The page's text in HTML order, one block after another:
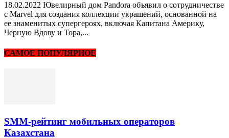
18.02.2022 Ювелирный дом Pandora объявил о сотрудничестве
с Marvel для создания коллекции украшений, основанной на
ее знаменитых супергероях, включая Капитана Америку,
Черную Вдову и Тора,...
САМОЕ ПОПУЛЯРНОЕ
SMM-рейтинг мобильных операторов
Казахстана